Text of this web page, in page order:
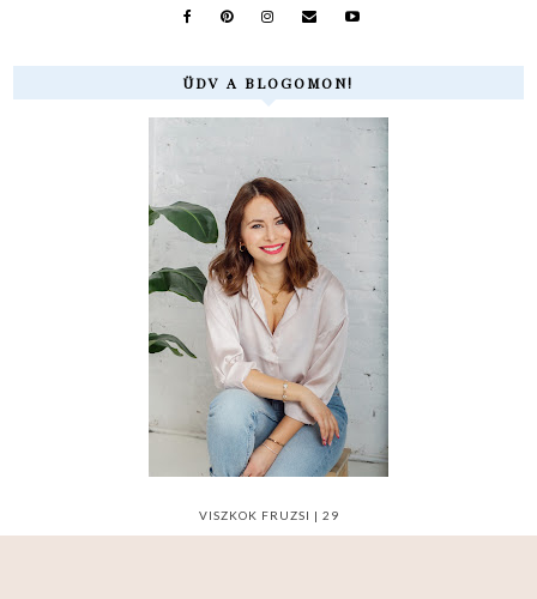
ÜDV A BLOGOMON!
VISZKOK FRUZSI | 29